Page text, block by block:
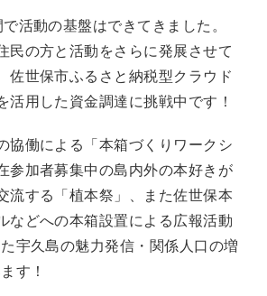
活動の基盤はできてきました。
民の方と活動をさらに発展させて
佐世保市ふるさと納税型クラウド
活用した資金調達に挑戦中です！
協働による「本箱づくりワークシ
参加者募集中の島内外の本好きが
流する「植本祭」、また佐世保本
などへの本箱設置による広報活動
宇久島の魅力発信・関係人口の増
す！